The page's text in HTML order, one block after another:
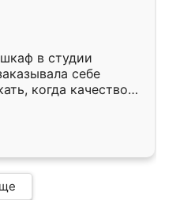
в студии
себе
когда качеством
кухня уже почти